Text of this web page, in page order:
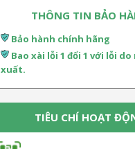
THÔNG TIN BẢO
Bảo hành chính hãng
Bao xài lỗi 1 đổi 1 với lỗi do
xuất.
TIÊU CHÍ HOẠT